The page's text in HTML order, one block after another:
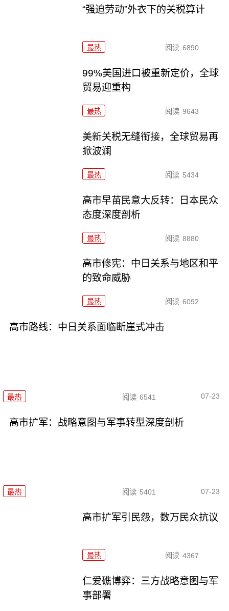
“强迫劳动”外衣下的关税算计
最热 阅读 6890
99%美国进口被重新定价，全球
贸易迎重构
最热 阅读 9643
美新关税无缝衔接，全球贸易再
掀波澜
最热 阅读 5434
高市早苗民意大反转：日本民众
态度深度剖析
最热 阅读 8880
高市修宪：中日关系与地区和平
的致命威胁
最热 阅读 6092
高市路线：中日关系面临断崖式冲击
最热 阅读 6541 07-23
高市扩军：战略意图与军事转型深度剖析
最热 阅读 5401 07-23
高市扩军引民怨，数万民众抗议
最热 阅读 4367
仁爱礁博弈：三方战略意图与军
事部署